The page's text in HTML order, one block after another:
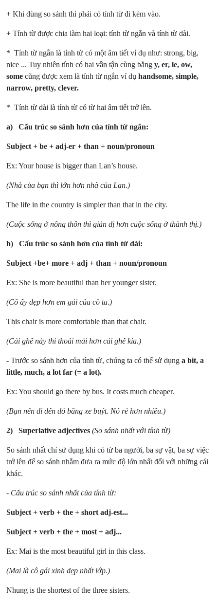
+ Khi dùng so sánh thì phải có tính từ đi kèm vào.
+ Tính từ được chia làm hai loại: tính từ ngắn và tính từ dài.
* Tính từ ngắn là tính từ có một âm tiết ví dụ như: strong, big,
nice ... Tuy nhiên tính có hai vần tận cùng bằngy, er, le, ow,
some cũng được xem là tính từ ngắn ví dụhandsome, simple,
narrow, pretty, clever.
* Tính từ dài là tính từ có từ hai âm tiết trở lên.
a) Cấu trúc so sánh hơn của tính từ ngắn:
Subject + be + adj-er + than + noun/pronoun
Ex: Your house is bigger than Lan’s house.
(Nhà của bạn thì lớn hơn nhà của Lan.)
The life in the country is simpler than that in the city.
(Cuộc sống ở nông thôn thì giản dị hơn cuộc sống ở thành thị.)
b)Cấu trúc so sánh hơn của tính từ dài:
Subject +be+ more + adj + than + noun/pronoun
Ex: She is more beautiful than her younger sister.
(Cô ấy đẹp hơn em gái của cô ta.)
This chair is more comfortable than that chair.
(Cái ghế này thì thoải mái hơn cái ghế kia.)
- Trước so sánh hơn của tính từ, chúng ta có thể sử dụnga bit, a
little, much, a lot far (= a lot).
Ex: You should go there by bus. It costs much cheaper.
(Bạn nên đi đến đó bằng xe buýt. Nó rẻ hơn nhiều.)
2) Superlative adjectives (So sánh nhất với tính từ)
So sánh nhất chỉ sử dụng khi có từ ba người, ba sự vật, ba sự việc
trở lên để so sánh nhằm đưa ra mức độ lớn nhất đối với những cái
khác.
- Cấu trúc so sánh nhất của tính từ:
Subject + verb + the + short adj-est...
Subject + verb + the + most + adj...
Ex: Mai is the most beautiful girl in this class.
(Mai là cô gái xinh dẹp nhất lớp.)
Nhung is the shortest of the three sisters.